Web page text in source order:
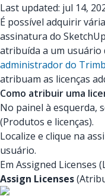
Last updated: jul 14,
É possível adquirir
assinatura do
atribuída a um usuário
administrador do
atribuam as licenças
Como atribuir uma
No painel à esquerda,
(Produtos e licenças).
Localize e clique na
usuário.
Em Assigned Licenses
Assign Licenses